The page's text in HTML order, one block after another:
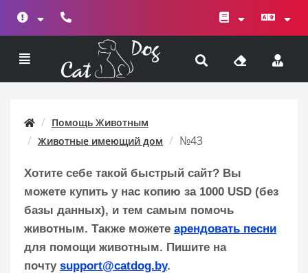
Помощь Животным
Животные имеющий дом
№43
Хотите себе такой быстрый сайт? Вы
можете купить у нас копию за 1000 USD (без
базы данных), и тем самым помочь
животным. Также можете арендовать песни
для помощи животным. Пишите на
почту support@catdog.by.